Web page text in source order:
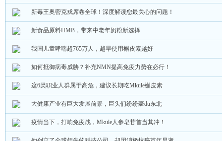
新毒王奥密克戎席卷全球！深度解读您最关心的问题！
新食品原料HMB，带来中老年奶粉新选择
我国儿童哮喘超765万人，越早使用槲皮素越好
如何抵御病毒威胁？补充NMN提高免疫力势在必行！
这6类职业人群属于高危，建议长期吃Mkule槲皮素
大健康产业有巨大发展前景，巨头们纷纷豪du东北
疫情当下，打响免疫战，Mkule人参皂苷首当其冲！